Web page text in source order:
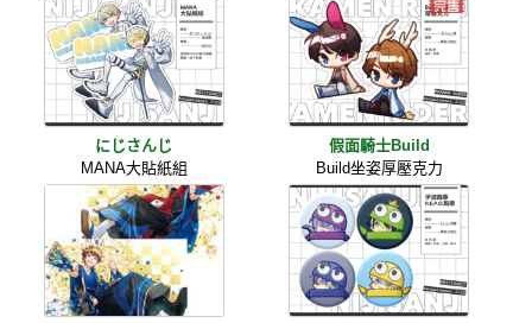
にじさんじ
MANA大貼紙組
假面騎士Build
Build坐姿厚壓克力